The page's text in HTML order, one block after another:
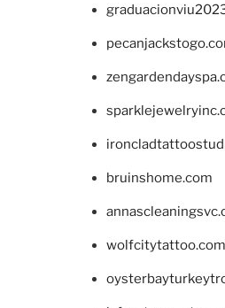
bruinshome.com
wolfcitytattoo.com